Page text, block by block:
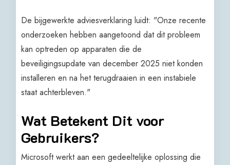
De bijgewerkte adviesverklaring luidt: "Onze recente
onderzoeken hebben aangetoond dat dit probleem
kan optreden op apparaten die de
beveiligingsupdate van december 2025 niet konden
installeren en na het terugdraaien in een instabiele
staat achterbleven."
Wat Betekent Dit voor
Gebruikers?
Microsoft werkt aan een gedeeltelijke oplossing die